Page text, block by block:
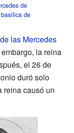
de
basílica de
las Mercedes
la reina
el 26 de
duró solo
reina causó un